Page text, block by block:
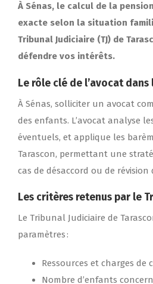
À Sénas, le calcul de la
exacte selon la situation
Tribunal Judiciaire (TJ) de
défendre vos intérêts.
Le rôle clé de l’avocat
À Sénas, solliciter un avocat
des enfants. L’avocat analyse
éventuels, et applique les
Tarascon, permettant une
cas de désaccord ou de
Les critères retenus par le
Le Tribunal Judiciaire de
paramètres :
Ressources et charges de
Nombre d’enfants